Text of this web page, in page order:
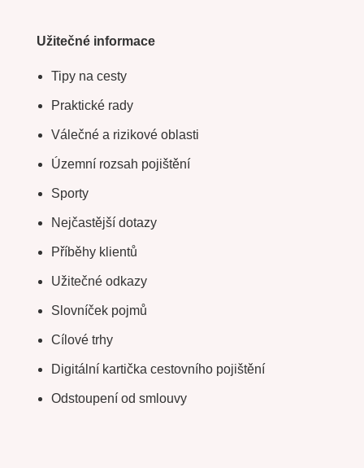
Užitečné informace
Tipy na cesty
Praktické rady
Válečné a rizikové oblasti
Územní rozsah pojištění
Sporty
Nejčastější dotazy
Příběhy klientů
Užitečné odkazy
Slovníček pojmů
Cílové trhy
Digitální kartička cestovního pojištění
Odstoupení od smlouvy